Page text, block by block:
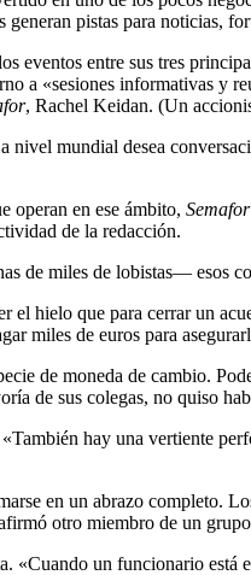
pistas para noticias,
eventos entre sus tres
a «sesiones informativas y
, Rachel Keidan. (Un
nivel mundial desea
operan en ese ámbito, Semafor
de la redacción.
de miles de lobistas— esos
el hielo que para cerrar un
miles de euros para
de moneda de cambio.
de sus colegas, no quiso
«También hay una vertiente
en un abrazo completo.
otro miembro de un
un funcionario está